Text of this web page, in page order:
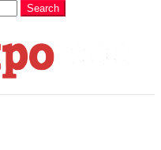
Search